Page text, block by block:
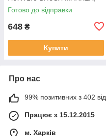
36 кольорів, DMX-2025A-36
Готово до відправки
648 ₴
Купити
Про нас
99% позитивних з 402
Працює з 15.12.2015
м. Харків